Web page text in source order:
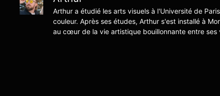
Arthur a étudié les arts visuels à l'Université de
couleur. Après ses études, Arthur s'est installé à
au cœur de la vie artistique bouillonnante entre ses